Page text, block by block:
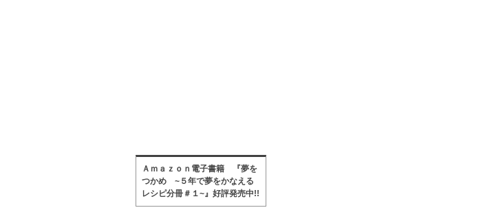
Ａｍａｚｏｎ電子書籍 『夢を
つかめ ~５年で夢をかなえる
レシピ分冊＃１~』好評発売中!!